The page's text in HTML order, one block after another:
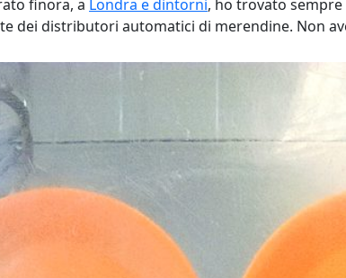
finora, a Londra e dintorni, ho trovato
dei distributori automatici di merendine. Non